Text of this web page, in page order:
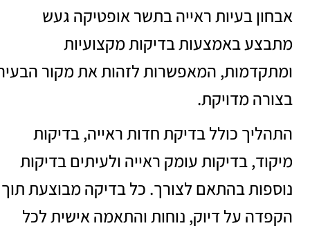
אבחון בעיות ראייה בתשר אופטיקה געש
מתבצע באמצעות בדיקות מקצועיות
ומתקדמות, המאפשרות לזהות את מקור
בצורה מדויקת.
התהליך כולל בדיקת חדות ראייה, בדיקות
מיקוד, בדיקות עומק ראייה ולעיתים בדיקות
נוספות בהתאם לצורך. כל בדיקה מבוצעת תוך
הקפדה על דיוק, נוחות והתאמה אישית לכל